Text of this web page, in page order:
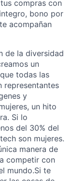
compras con
bono por
acompañan
de la diversidad
un
todas las
representantes
y
un hito
Si lo
del 30% del
son mujeres.
manera de
competir con
mundo.Si te